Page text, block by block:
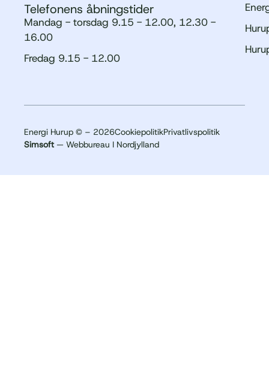
Telefonens åbningstider
Mandag - torsdag 9.15 - 12.00, 12.30 -
16.00
Fredag 9.15 - 12.00
Energi Hurup © – 2026CookiepolitikPrivatlivspolitik
Simsoft— Webbureau I Nordjylland